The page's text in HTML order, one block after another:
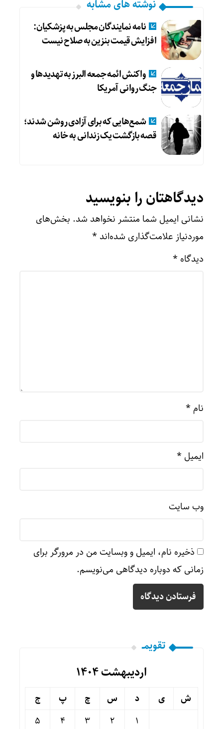
نوشته های مشابه
نامه نمایندگان مجلس به پزشکیان:
افزایش قیمت بنزین به صلاح نیست
واکنش ائمه جمعه البرز به تهدیدها و
جنگ روانی آمریکا
شمع‌هایی که ‌برای آزادی روشن شدند؛
قصه بازگشت یک زندانی به خانه
دیدگاهتان را بنویسید
نشانی ایمیل شما منتشر نخواهد شد. بخش‌های
موردنیاز علامت‌گذاری شده‌اند *
دیدگاه *
نام *
ایمیل *
وب‌ سایت
ذخیره نام، ایمیل و وبسایت من در مرورگر برای
زمانی که دوباره دیدگاهی می‌نویسم.
تقویمــ
اردیبهشت ۱۴۰۴
ش ی د س چ پ ج
1
2
3
4
5